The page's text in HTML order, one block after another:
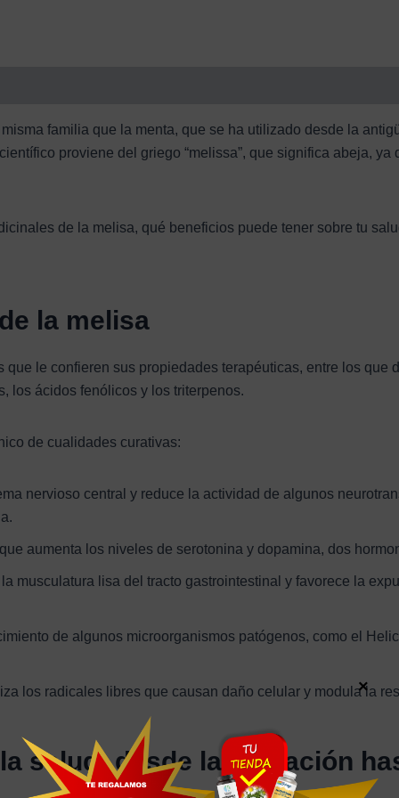
familia que la menta, que se ha utilizado desde la
proviene del griego “melissa”, que significa abeja,
de la melisa, qué beneficios puede tener sobre tu
la melisa
le confieren sus propiedades terapéuticas, entre los
los ácidos fenólicos y los triterpenos.
de cualidades curativas:
nervioso central y reduce la actividad de algunos
aumenta los niveles de serotonina y dopamina, dos
musculatura lisa del tracto gastrointestinal y favorece la
de algunos microorganismos patógenos, como el
los radicales libres que causan daño celular y modula la
salud: desde la relajación
×